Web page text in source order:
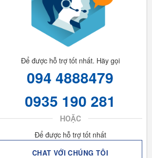
Để được hỗ trợ tốt nhất. Hãy gọi
094 4888479
0935 190 281
HOẶC
Để được hỗ trợ tốt nhất
CHAT VỚI CHÚNG TÔI